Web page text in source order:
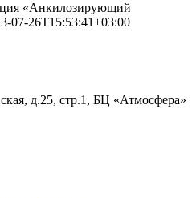
«Анкилозирующий
07-26T15:53:41+03:00
д.25, стр.1, БЦ «Атмосфера»